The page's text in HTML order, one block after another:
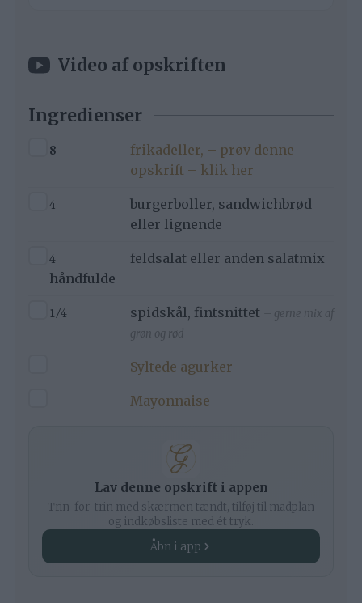
Video af opskriften
Ingredienser
▢
8
frikadeller, – prøv denne
opskrift – klik her
▢
4
burgerboller, sandwichbrød
eller lignende
▢
4
håndfulde
feldsalat eller anden salatmix
▢
1/4 spidskål, fintsnittet
– gerne mix af
grøn og rød
Syltede agurker
Mayonnaise
Lav denne opskrift i appen
Trin-for-trin med skærmen tændt, tilføj til madplan
og indkøbsliste med ét tryk.
Åbn i app